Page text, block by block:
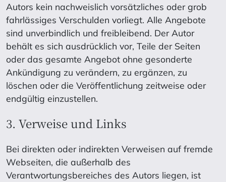
Autors kein nachweislich vorsätzliches oder grob
fahrlässiges Verschulden vorliegt. Alle Angebote
sind unverbindlich und freibleibend. Der Autor
behält es sich ausdrücklich vor, Teile der Seiten
oder das gesamte Angebot ohne gesonderte
Ankündigung zu verändern, zu ergänzen, zu
löschen oder die Veröffentlichung zeitweise oder
endgültig einzustellen.
3. Verweise und Links
Bei direkten oder indirekten Verweisen auf fremde
Webseiten, die außerhalb des
Verantwortungsbereiches des Autors liegen, ist